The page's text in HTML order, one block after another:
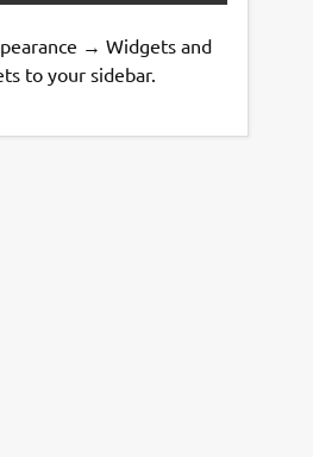
→ Widgets and
to your sidebar.